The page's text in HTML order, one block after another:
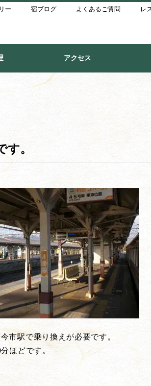
ー 宿ブログ よくあるご質問 レ
アクセス
。
市駅で乗り換えが必要です。
ほどです。